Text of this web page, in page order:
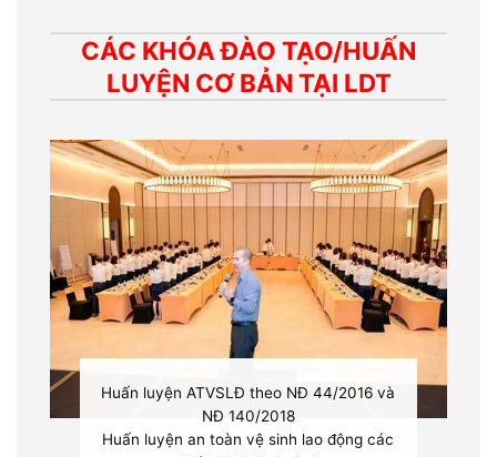
CÁC KHÓA ĐÀO TẠO/HUẤN
LUYỆN CƠ BẢN TẠI LDT
Huấn luyện ATVSLĐ theo NĐ 44/2016 và
NĐ 140/2018
Huấn luyện an toàn vệ sinh lao động các